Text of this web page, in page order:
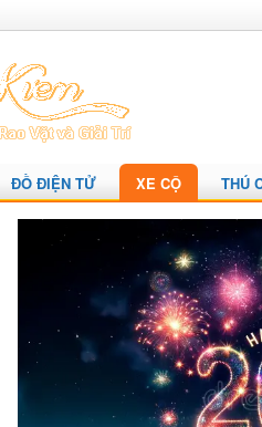
ĐỒ ĐIỆN TỬ XE CỘ THÚ